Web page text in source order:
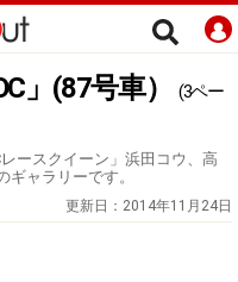
」(87号車）
(3ペー
ースクイーン」浜田コウ、高
ャラリーです。
更新日： 2014年11月24日